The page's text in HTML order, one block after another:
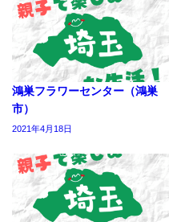
鴻巣フラワーセンター（鴻巣
市）
2021年4月18日